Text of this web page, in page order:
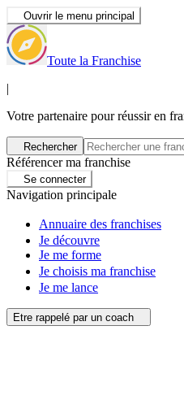
Ouvrir le menu principal
Toute la Franchise
|
Votre partenaire pour réussir en
Rechercher
Référencer ma franchise
Se connecter
Navigation principale
Annuaire des franchises
Je découvre
Je me forme
Je choisis ma franchise
Je me lance
Etre rappelé par un coach